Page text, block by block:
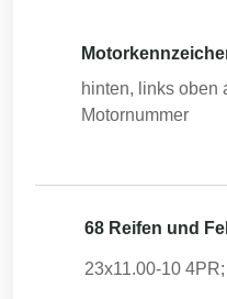
hinten, links oben
Motornummer
68 Reifen und
23x11.00-10